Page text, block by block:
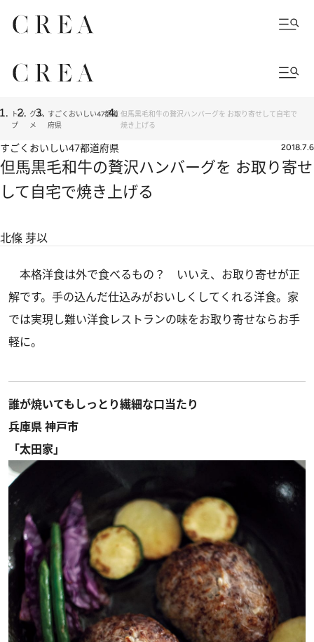
トッ
プ
グル
メ
すごくおいしい47都道
府県
但馬黒毛和牛の贅沢ハンバーグを お取り寄せして自宅で
焼き上げる
すごくおいしい47都道府県 2018.7.6
但馬黒毛和牛の贅沢ハンバーグを お取り寄せ
して自宅で焼き上げる
北條 芽以
本格洋食は外で食べるもの？ いいえ、お取り寄せが正
解です。手の込んだ仕込みがおいしくしてくれる洋食。家
では実現し難い洋食レストランの味をお取り寄せならお手
軽に。
誰が焼いてもしっとり繊細な口当たり
兵庫県 神戸市
「太田家」